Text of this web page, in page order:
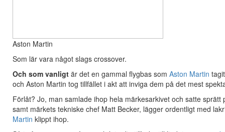
Aston Martin
Som lär vara något slags crossover.
Och som vanligt är det en gammal flygbas som Aston Martin
och Aston Martin tog tillfället i akt att inviga dem på det mest
Förlåt? Jo, man samlade ihop hela märkesarkivet och satte
samt märkets tekniske chef Matt Becker, lägger ordentligt med
Martin klippt ihop.